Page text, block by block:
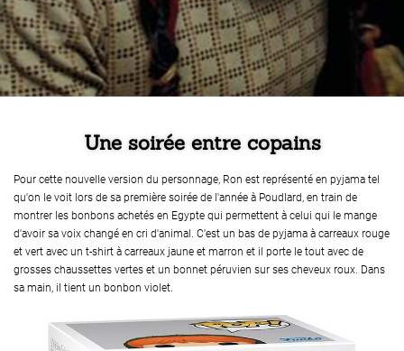
Une soirée entre copains
Pour cette nouvelle version du personnage, Ron est représenté en pyjama tel
qu'on le voit lors de sa première soirée de l'année à Poudlard, en train de
montrer les bonbons achetés en Egypte qui permettent à celui qui le mange
d'avoir sa voix changé en cri d'animal. C'est un bas de pyjama à carreaux rouge
et vert avec un t-shirt à carreaux jaune et marron et il porte le tout avec de
grosses chaussettes vertes et un bonnet péruvien sur ses cheveux roux. Dans
sa main, il tient un bonbon violet.